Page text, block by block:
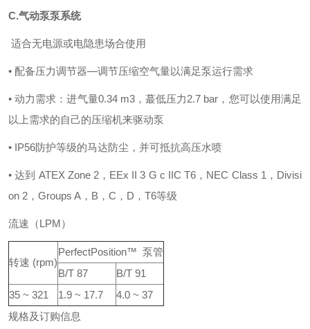
C.气动泵泵系统
适合无电源或电隐患场合使用
• 配备压力调节器—调节压缩空气量以满足泵运行需求
• 动力需求：进气量0.34 m3，蕞低压力2.7 bar，您可以使用满足
以上需求的自己的压缩机来驱动泵
• IP56防护等级的马达防尘，并可抵抗高压水喷
• 达到 ATEX Zone 2，EEx II 3 G c IIC T6，NEC Class 1，Divisi
on 2，Groups A，B，C，D，T6等级
流速（LPM）
转速 (rpm)
PerfectPosition™ 泵管
B/T 87
B/T 91
35 ~ 321
1.9 ~ 17.7
4.0 ~ 37
规格及订购信息